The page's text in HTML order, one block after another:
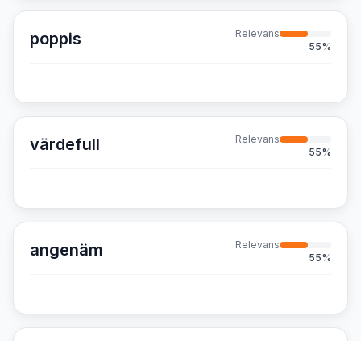
poppis
Relevans
55%
värdefull
Relevans
55%
angenäm
Relevans
55%